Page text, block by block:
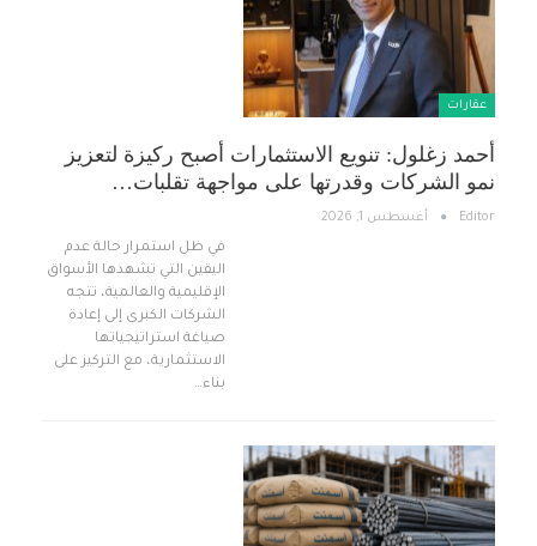
عقارات
أحمد زغلول: تنويع الاستثمارات أصبح ركيزة لتعزيز
نمو الشركات وقدرتها على مواجهة تقلبات…
Editor أغسطس 1, 2026
في ظل استمرار حالة عدم
اليقين التي تشهدها الأسواق
الإقليمية والعالمية، تتجه
الشركات الكبرى إلى إعادة
صياغة استراتيجياتها
الاستثمارية، مع التركيز على
بناء…